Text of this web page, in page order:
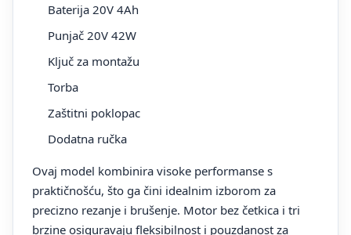
Baterija 20V 4Ah
Punjač 20V 42W
Ključ za montažu
Torba
Zaštitni poklopac
Dodatna ručka
Ovaj model kombinira visoke performanse s
praktičnošću, što ga čini idealnim izborom za
precizno rezanje i brušenje. Motor bez četkica i tri
brzine osiguravaju fleksibilnost i pouzdanost za